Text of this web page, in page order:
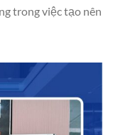
trong việc tạo nên